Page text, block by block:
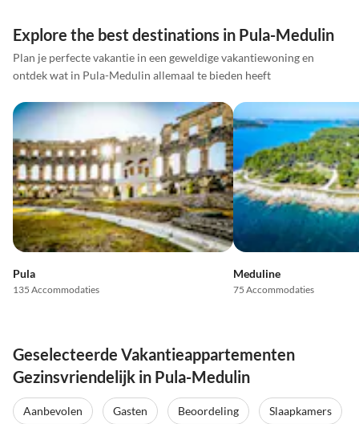
Explore the best destinations in Pula-Medulin
Plan je perfecte vakantie in een geweldige vakantiewoning en
ontdek wat in Pula-Medulin allemaal te bieden heeft
Pula
135 Accommodaties
Meduline
75 Accommodaties
Geselecteerde Vakantieappartementen
Gezinsvriendelijk in Pula-Medulin
Aanbevolen Gasten Beoordeling Slaapkamers